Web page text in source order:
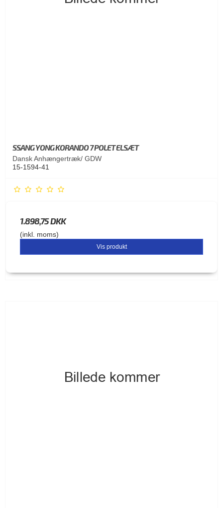
SSANG YONG KORANDO 7 POLET ELSÆT
Dansk Anhængertræk/ GDW
15-1594-41
1.898,75 DKK
(inkl. moms)
Vis produkt